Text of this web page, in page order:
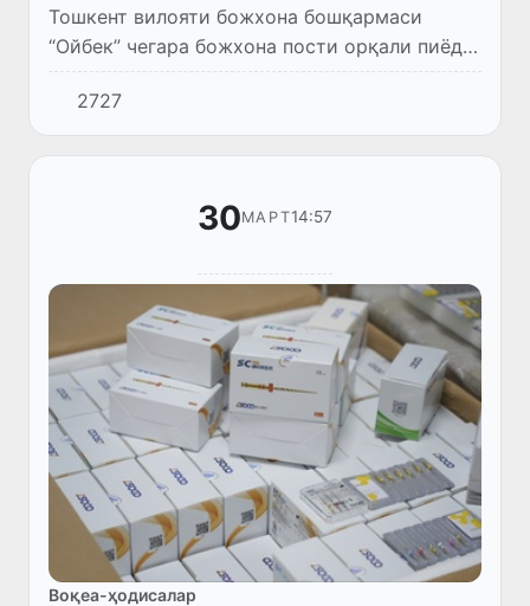
Тошкент вилояти божхона бошқармаси
“Ойбек” чегара божхона пости орқали пиёда
тарзда чиқиб кетаётган фуқаронинг қўл
юклари божхона назоратидан ўтказилганида
йўловчи божхона декларац...
2727
30МАРТ14:57
Воқеа-ҳодисалар